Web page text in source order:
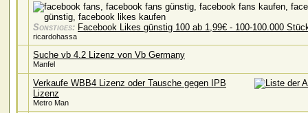
Sonstiges: Facebook Likes günstig 100 ab 1,99€ - 100-100.000
ricardohassa
Suche vb 4.2 Lizenz von Vb Germany
Manfel
Verkaufe WBB4 Lizenz oder Tausche gegen IPB
Lizenz
Metro Man